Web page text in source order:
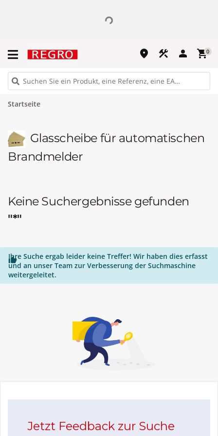
place construction person shopping_cart0
Startseite
Glasscheibe für automatischen
Brandmelder
Keine Suchergebnisse gefunden
"*"

Ihre Suche ergab leider keine Treffer! Wir haben dies erfasst
und an unser Team zur Verbesserung der Suchmaschine
weitergeleitet.